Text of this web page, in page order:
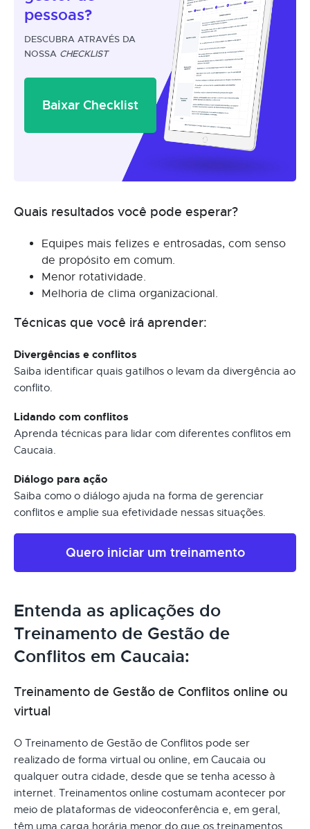
pessoas?
DESCUBRA ATRAVÉS DA
NOSSA CHECKLIST
Baixar Checklist
Quais resultados você pode esperar?
Equipes mais felizes e entrosadas, com senso
de propósito em comum.
Menor rotatividade.
Melhoria de clima organizacional.
Técnicas que você irá aprender:
Divergências e conflitos
Saiba identificar quais gatilhos o levam da divergência ao
conflito.
Lidando com conflitos
Aprenda técnicas para lidar com diferentes conflitos em
Caucaia.
Diálogo para ação
Saiba como o diálogo ajuda na forma de gerenciar
conflitos e amplie sua efetividade nessas situações.
Quero iniciar um treinamento
Entenda as aplicações do
Treinamento de Gestão de
Conflitos em Caucaia:
Treinamento de Gestão de Conflitos online ou
virtual
O Treinamento de Gestão de Conflitos pode ser
realizado de forma virtual ou online, em Caucaia ou
qualquer outra cidade, desde que se tenha acesso à
internet. Treinamentos online costumam acontecer por
meio de plataformas de videoconferência e, em geral,
têm uma carga horária menor do que os treinamentos